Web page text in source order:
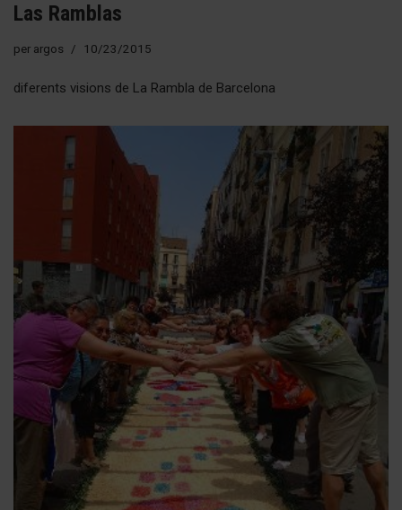
Las Ramblas
per argos 10/23/2015
diferents visions de La Rambla de Barcelona